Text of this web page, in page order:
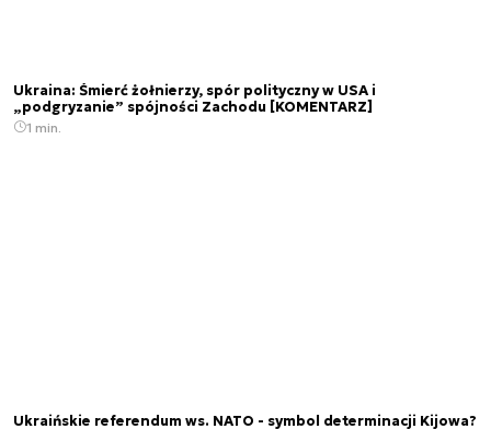
Ukraina: Śmierć żołnierzy, spór polityczny w USA i
„podgryzanie” spójności Zachodu [KOMENTARZ]
1 min.
Ukraińskie referendum ws. NATO - symbol determinacji Kijowa?